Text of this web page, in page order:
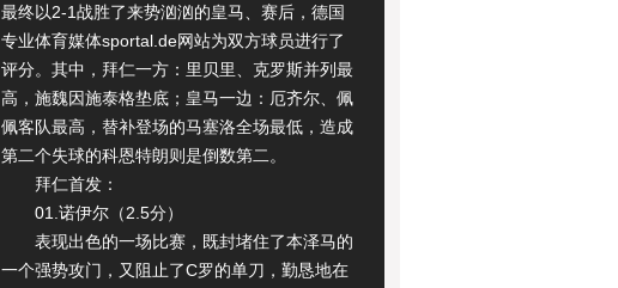
最终以2-1战胜了来势汹汹的皇马、赛后，德国
专业体育媒体sportal.de网站为双方球员进行了
评分。其中，拜仁一方：里贝里、克罗斯并列最
高，施魏因施泰格垫底；皇马一边：厄齐尔、佩
佩客队最高，替补登场的马塞洛全场最低，造成
第二个失球的科恩特朗则是倒数第二。
拜仁首发：
01.诺伊尔（2.5分）
表现出色的一场比赛，既封堵住了本泽马的
一个强势攻门，又阻止了C罗的单刀，勤恳地在